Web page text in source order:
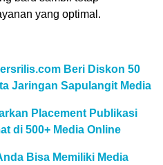
yang optimal.
Beri Diskon 50
Jaringan Sapulangit Media
Placement Publikasi
di 500+ Media Online
Bisa Memiliki Media